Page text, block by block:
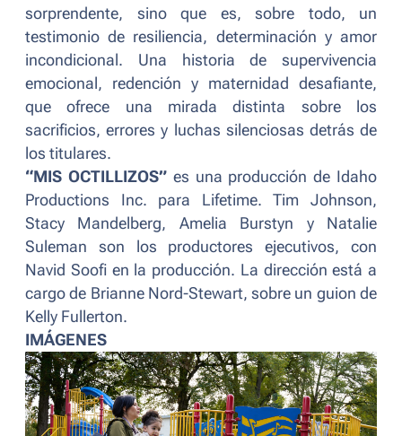
sorprendente, sino que es, sobre todo, un
testimonio de resiliencia, determinación y amor
incondicional. Una historia de supervivencia
emocional, redención y maternidad desafiante,
que ofrece una mirada distinta sobre los
sacrificios, errores y luchas silenciosas detrás de
los titulares.
“MIS OCTILLIZOS” es una producción de Idaho
Productions Inc. para Lifetime. Tim Johnson,
Stacy Mandelberg, Amelia Burstyn y Natalie
Suleman son los productores ejecutivos, con
Navid Soofi en la producción. La dirección está a
cargo de Brianne Nord-Stewart, sobre un guion de
Kelly Fullerton.
IMÁGENES